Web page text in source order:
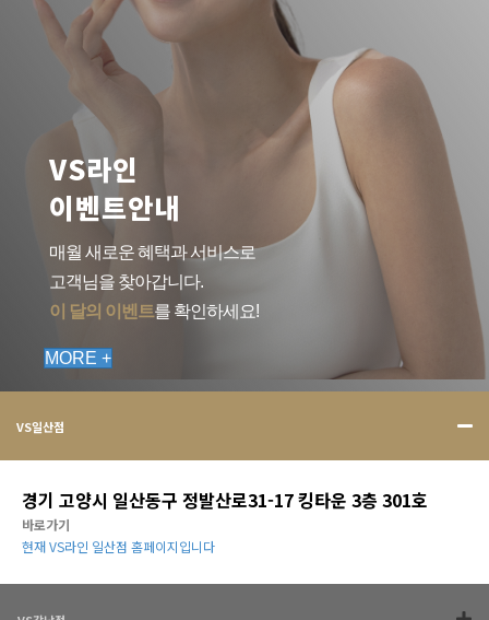
VS라인
이벤트안내
매월 새로운 혜택과 서비스로
고객님을 찾아갑니다.
이 달의 이벤트를 확인하세요!
MORE +
VS일산점
경기 고양시 일산동구 정발산로31-17 킹타운 3층 301호
바로가기
현재 VS라인 일산점 홈페이지입니다